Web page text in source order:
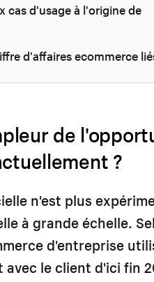
cas d'usage à l'origine de
d'affaires ecommerce
de
?
n'est plus
à grande échelle.
d'entreprise
le client d'ici fin